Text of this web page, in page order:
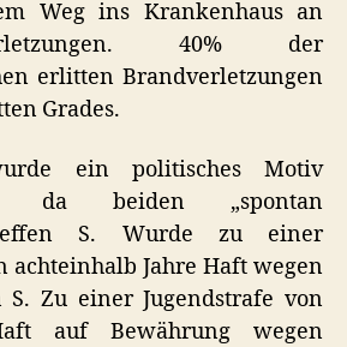
Weg ins Krankenhaus an
40% der
erlitten Brandverletzungen
Grades.
ein politisches Motiv
da beiden „spontan
S. Wurde zu einer
achteinhalb Jahre Haft wegen
S. Zu einer Jugendstrafe von
auf Bewährung wegen